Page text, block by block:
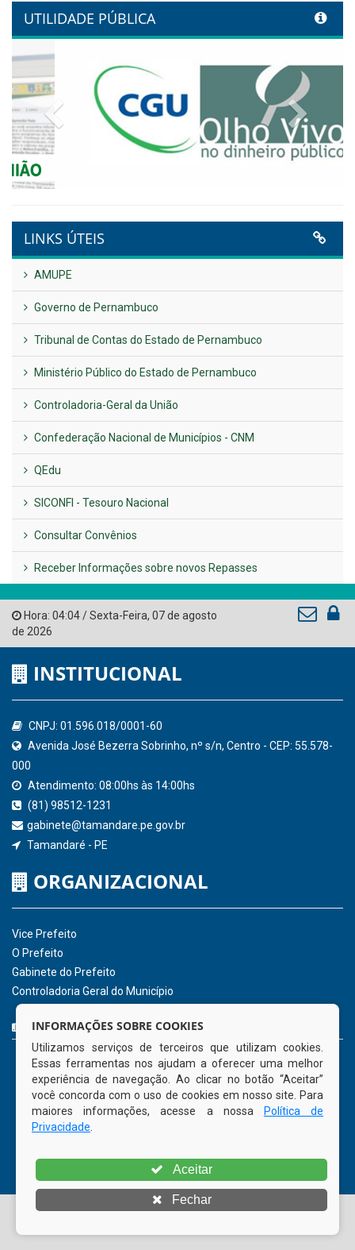
alinhamento estratégico do
Conecta+ Tamandaré.
NOTA DE PESAR E LUTO OFICIAL
Publicado em: 9 de junho de 2026
Plano Diretor – 2026
VER TODAS NOTÍCIAS
UTILIDADE PÚBLICA
Previous
LINKS ÚTEIS
AMUPE
Governo de Pernambuco
Tribunal de Contas do Estado de Pernambuco
Ministério Público do Estado de Pernambuco
Controladoria-Geral da União
Confederação Nacional de Municípios - CNM
QEdu
Consultar Convênios
Receber Informações sobre novos Repasses
Hora:04:04/ Sexta-Feira,07 de agosto
de 2026
INSTITUCIONAL
CNPJ: 01.596.018/0001-60
000
Atendimento: 08:00hs às 14:00hs
(81) 98512-1231
gabinete@tamandare.pe.gov.br
Tamandaré - PE
Vice Prefeito
Gabinete do Prefeito
INFORMAÇÕES SOBRE COOKIES
Utilizamos serviços de terceiros que utilizam cookies.
Essas ferramentas nos ajudam a oferecer uma melhor
experiência de navegação. Ao clicar no botão “Aceitar”
você concorda com o uso de cookies em nosso site. Para
maiores informações, acesse a nossa
Política de
Privacidade
Aceitar
Fechar